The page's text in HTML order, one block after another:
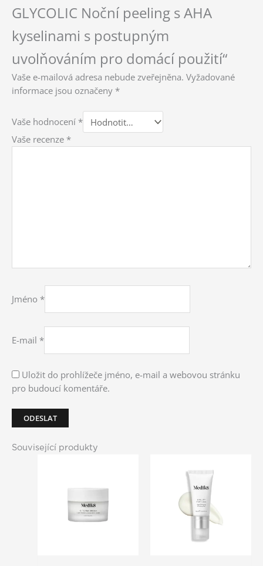
GLYCOLIC Noční peeling s AHA
kyselinami s postupným
uvolňováním pro domácí použití“
Vaše e-mailová adresa nebude zveřejněna. Vyžadované
informace jsou označeny *
Vaše hodnocení *
Vaše recenze *
Jméno *
E-mail *
Uložit do prohlížeče jméno, e-mail a webovou stránku
pro budoucí komentáře.
Související produkty